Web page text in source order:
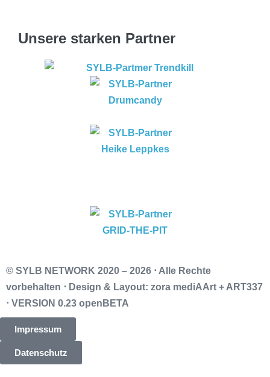
Unsere starken Partner
© SYLB NETWORK 2020 – 2026 ⋅ Alle Rechte
vorbehalten ⋅ Design & Layout: zora mediAArt + ART337
⋅ VERSION 0.23 openBETA
Impressum
Datenschutz